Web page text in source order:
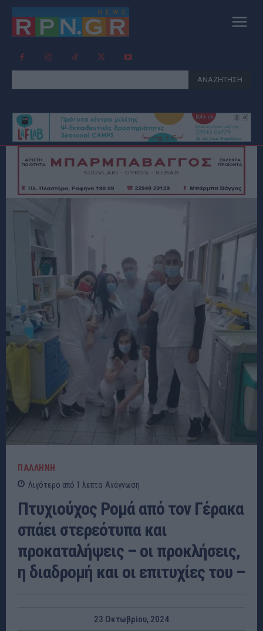
ΑΝΑΖΗΤΗΣΗ
ΠΑΛΛΗΝΗ
Λιγότερο από 1 λεπτα Ανάγνωση
Πτυχιούχος Ρομά από τον Γέρακα
σπάει στερεότυπα και
προκαταλήψεις – οι προκλήσεις,
η διαδρομή και οι επιτυχίες του –
23 Οκτωβρίου, 2024